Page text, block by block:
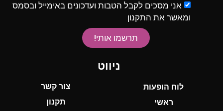
אני מסכים לקבל הטבות ועדכונים באימייל ובסמס
ומאשר את התקנון
תרשמו אותי!
ניווט
לוח הופעות
ראשי
צור קשר
תקנון